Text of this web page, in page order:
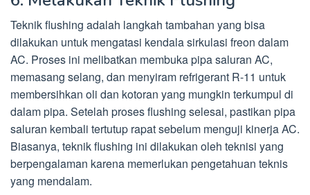
Teknik flushing adalah langkah tambahan yang bisa
dilakukan untuk mengatasi kendala sirkulasi freon dalam
AC. Proses ini melibatkan membuka pipa saluran AC,
memasang selang, dan menyiram refrigerant R-11 untuk
membersihkan oli dan kotoran yang mungkin terkumpul di
dalam pipa. Setelah proses flushing selesai, pastikan pipa
saluran kembali tertutup rapat sebelum menguji kinerja AC.
Biasanya, teknik flushing ini dilakukan oleh teknisi yang
berpengalaman karena memerlukan pengetahuan teknis
yang mendalam.